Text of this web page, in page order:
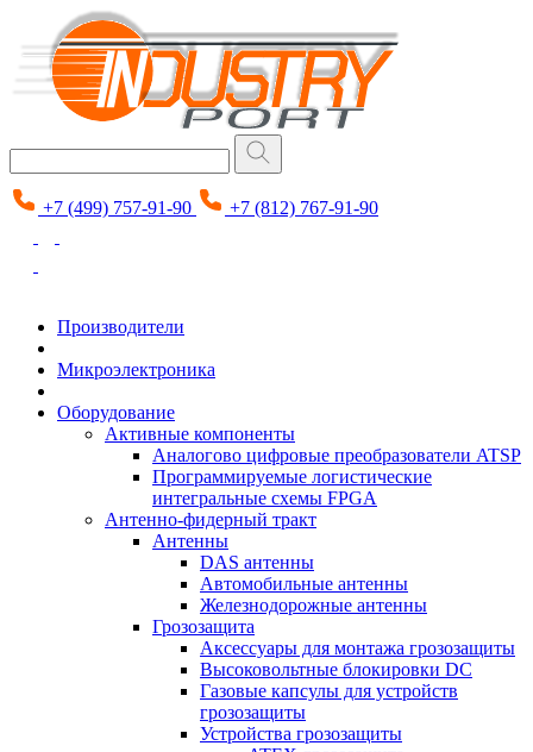
+7 (499) 757-91-90 +7 (812) 767-91-90
Производители
Микроэлектроника
Оборудование
Активные компоненты
Аналогово цифровые преобразователи ATSP
Программируемые логистические
интегральные схемы FPGA
Антенно-фидерный тракт
Антенны
DAS антенны
Автомобильные антенны
Железнодорожные антенны
Грозозащита
Аксессуары для монтажа грозозащиты
Высоковольтные блокировки DC
Газовые капсулы для устройств
грозозащиты
Устройства грозозащиты